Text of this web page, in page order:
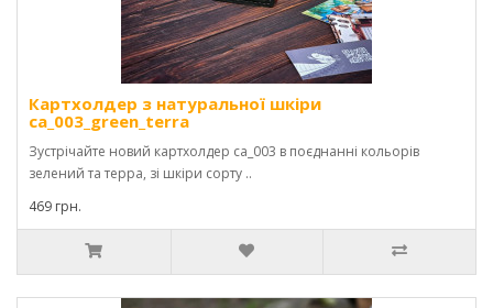
Картхолдер з натуральної шкіри
ca_003_green_terra
Зустрічайте новий картхолдер ca_003 в поєднанні кольорів
зелений та терра, зі шкіри сорту ..
469 грн.